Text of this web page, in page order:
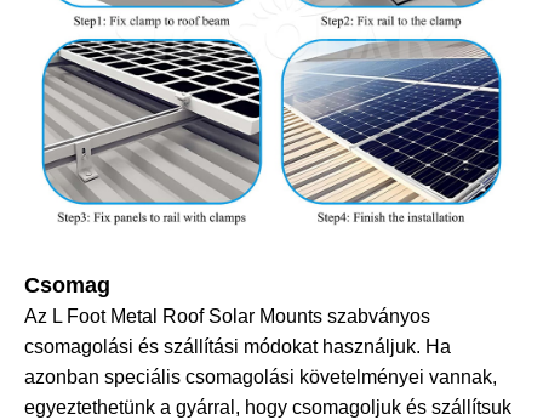
Csomag
Az L Foot Metal Roof Solar Mounts szabványos
csomagolási és szállítási módokat használjuk. Ha
azonban speciális csomagolási követelményei vannak,
egyeztethetünk a gyárral, hogy csomagoljuk és szállítsuk